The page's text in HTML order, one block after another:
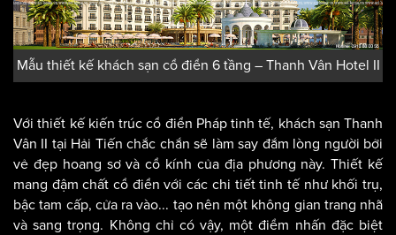
Mẫu thiết kế khách sạn cổ điển 6 tầng – Thanh Vân Hotel II
Với thiết kế kiến trúc cổ điển Pháp tinh tế, khách sạn Thanh
Vân II tại Hải Tiến chắc chắn sẽ làm say đắm lòng người bởi
vẻ đẹp hoang sơ và cổ kính của địa phương này. Thiết kế
mang đậm chất cổ điển với các chi tiết tinh tế như khối trụ,
bậc tam cấp, cửa ra vào... tạo nên một không gian trang nhã
và sang trọng. Không chỉ có vậy, một điểm nhấn đặc biệt